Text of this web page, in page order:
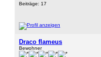
Beiträge: 17
Draco flameus
Bewohner